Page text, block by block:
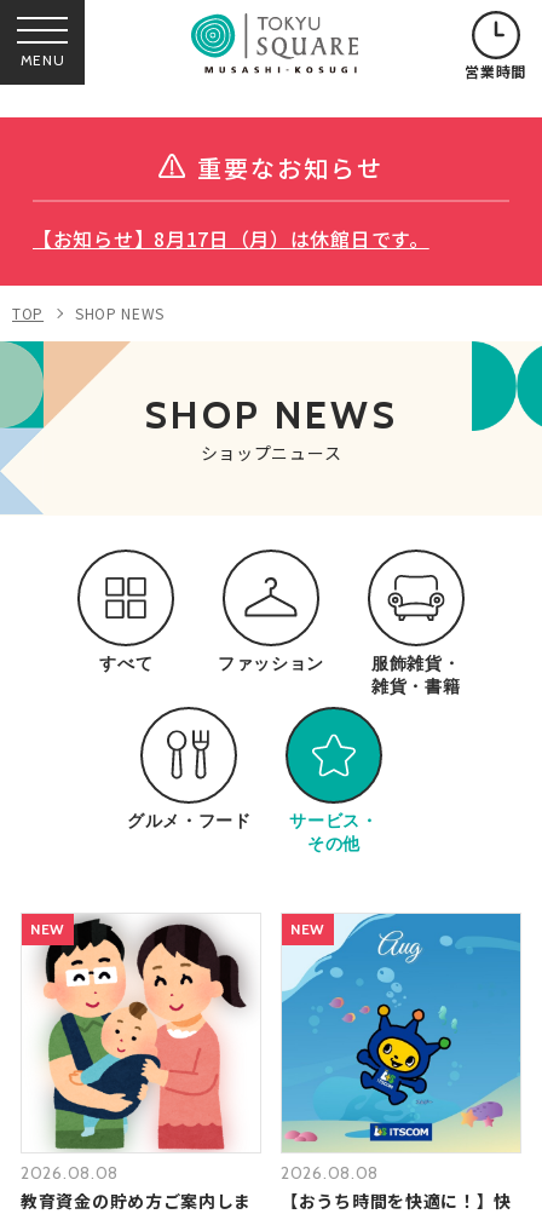
MENU 営業時間
重要なお知らせ
【お知らせ】8月17日（月）は休館日です。
TOP SHOP NEWS
SHOP NEWS
ショップニュース
すべて ファッション
服飾雑貨・
雑貨・書籍
グルメ・フード
サービス・
その他
NEW
NEW
2026.08.08
教育資金の貯め方ご案内しま
NEW
2026.08.08
【おうち時間を快適に！】快